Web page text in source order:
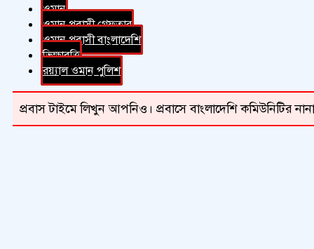
ওমান
ওমান প্রবাসী গ্রেফতার
ওমান প্রবাসী বাংলাদেশি
ভিক্ষাবৃত্তি
রয়্যাল ওমান পুলিশ
প্রবাস টাইমে লিখুন আপনিও। প্রবাসে বাংলাদেশি কমিউনিটির